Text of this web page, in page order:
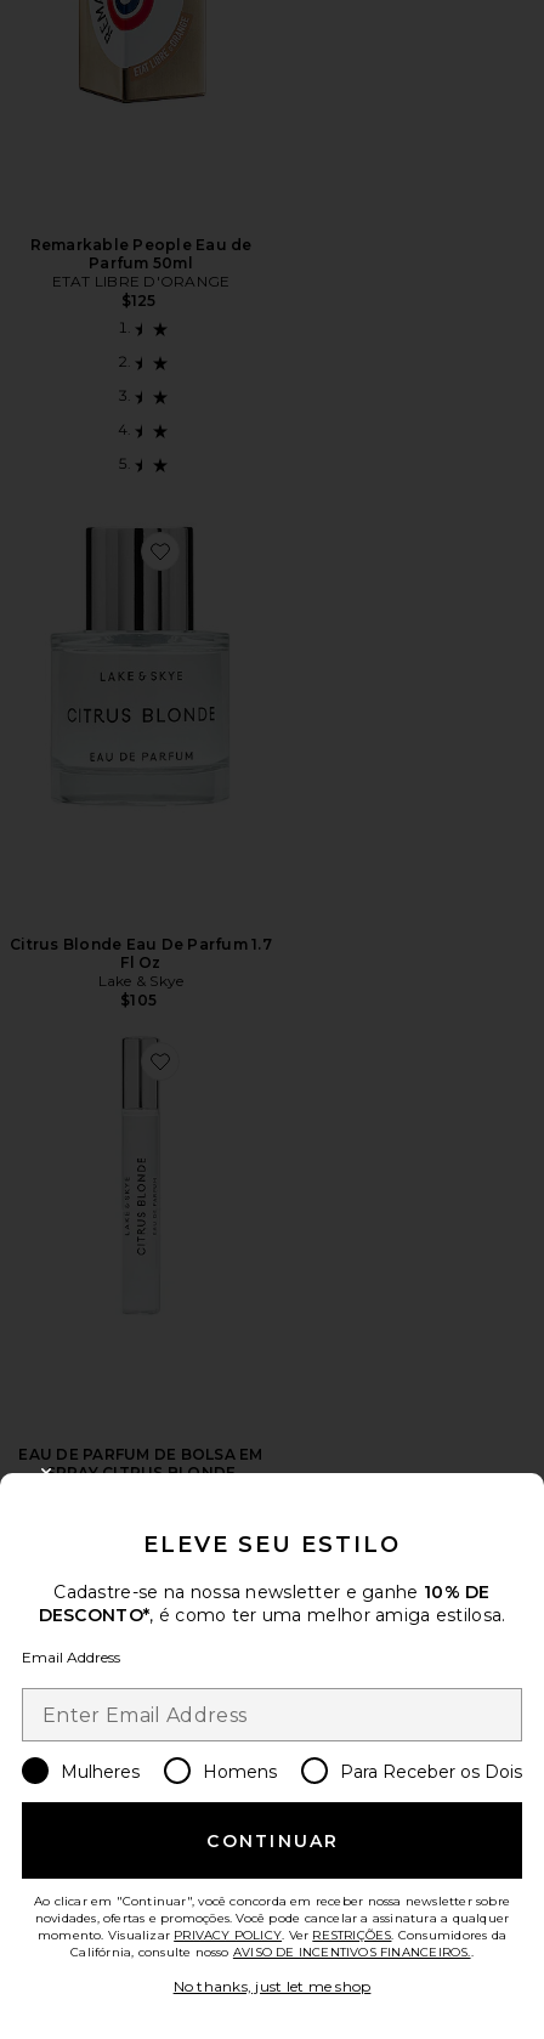
Remarkable People Eau de
Parfum 50ml
ETAT LIBRE D'ORANGE
$125
Favorite Citrus Blonde Eau De Parfum 1.7 Fl Oz
Citrus Blonde Eau De Parfum 1.7
Fl Oz
Lake & Skye
$105
Favorite EAU DE PARFUM DE BOLSA EM SPRAY
EAU DE PARFUM DE BOLSA EM
SPRAY CITRUS BLONDE
Favorite Lucienne Eau De Parfum
Lucienne Eau De Parfum
ELEVE SEU ESTILO
Cadastre-se na nossa newsletter e ganhe 10% DE
DESCONTO*, é como ter uma melhor amiga estilosa.
Email Address
Mulheres Homens Para Receber os Dois
CONTINUAR
Ao clicar em "Continuar", você concorda em receber nossa newsletter sobre
novidades, ofertas e promoções. Você pode cancelar a assinatura a qualquer
momento. Visualizar PRIVACY POLICY. Ver RESTRIÇÕES. Consumidores da
Califórnia, consulte nosso AVISO DE INCENTIVOS FINANCEIROS..
No thanks, just let me shop